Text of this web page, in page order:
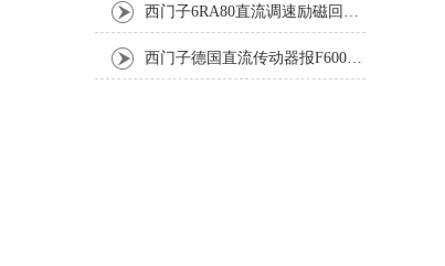
西门子6RA80直流调速励磁回路坏报F60005修复排除
西门子德国直流传动器报F60067高温报警修复排除方法